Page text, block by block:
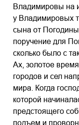
Владимировы на
у Владимировых
сына от
поручение для
сколько было с
Ах, золотое
городов и сел
мира. Когда
которой
предстоящего
подъем и